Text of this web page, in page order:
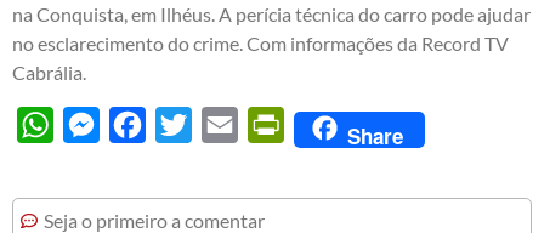
na Conquista, em Ilhéus. A perícia técnica do carro pode ajudar
no esclarecimento do crime. Com informações da Record TV
Cabrália.
WhatsAppMessengerFacebook
Twitter Email PrintFriendly
Share
Seja o primeiro a comentar